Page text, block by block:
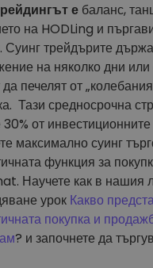
е баланс,
на HODLing и
трейдърите
на няколко дни или
печелят от
Тази средносрочна
от
максимално суинг
функция за
Научете как в нашия
урок Какво
покупка и
? и започнете да